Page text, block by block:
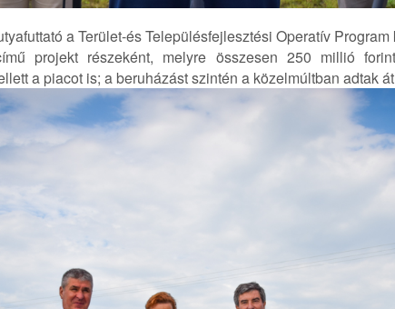
a Terület-és Településfejlesztési Operatív
projekt részeként, melyre összesen 250 millió
a piacot is; a beruházást szintén a közelmúltban adtak